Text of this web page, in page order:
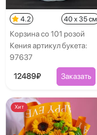
4.2 40 x 35 см
Корзина со 101 розой
Кения артикул букета:
97637
12489₽ Заказать
Хит